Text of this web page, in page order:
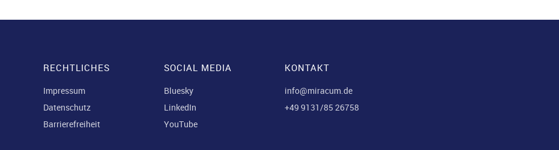
RECHTLICHES
Impressum
Datenschutz
Barrierefreiheit
SOCIAL MEDIA
Bluesky
LinkedIn
YouTube
KONTAKT
info@miracum.de
+49 9131/85 26758